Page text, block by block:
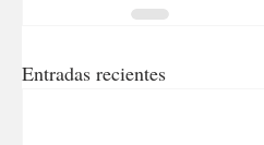
Entradas recientes